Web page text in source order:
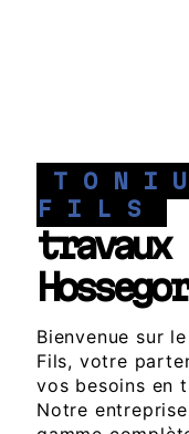
FILS
travaux
Hossegor
Bienvenue sur
Fils, votre
vos besoins en
Notre